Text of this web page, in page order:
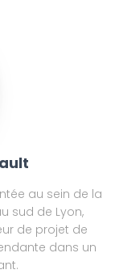
au sein de la
sud de Lyon,
de projet de
dans un